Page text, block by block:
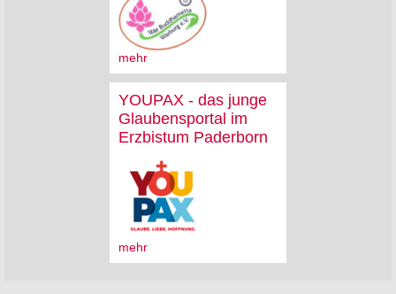
mehr
YOUPAX - das junge
Glaubensportal im
Erzbistum Paderborn
mehr